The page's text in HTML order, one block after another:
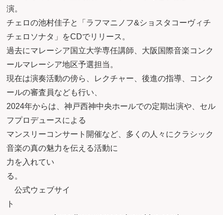
演。
チェロの池村佳子と「ラフマニノフ&ショスタコーヴィチ
チェロソナタ」をCDでリリース。
過去にマレーシア国立大学専任講師、大阪国際音楽コンク
ールマレーシア地区予選担当。
現在は演奏活動の傍ら、レクチャー、後進の指導、コンク
ールの審査員なども行い、
2024年からは、神戸西神中央ホールでの定期出演や、セル
フプロデュースによる
マンスリーコンサート開催など、多くの人々にクラシック
音楽の真の魅力を伝える活動に
力を入れてい
る
公式ウェブサイ